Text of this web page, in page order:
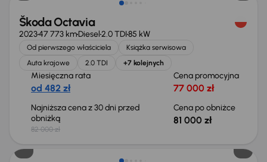
Škoda Octavia
202347 773 kmDiesel2.0 TDI85 kW
Od pierwszego właściciela
Książka serwisowa
Auta krajowe
2.0 TDI +7 kolejnych
Miesięczna rata
od 482 zł
Cena promocyjna
77 000 zł
Najniższa cena z 30 dni przed
obniżką
82 000 zł
Cena po obniżce
81 000 zł
Możliwość odliczenia VAT